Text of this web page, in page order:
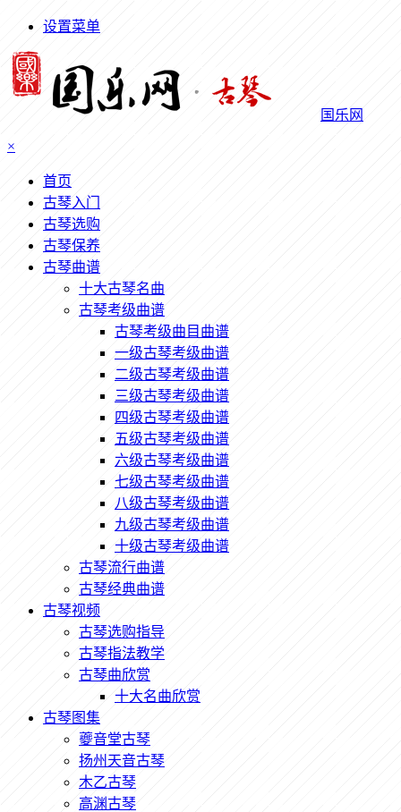
设置菜单
国乐网
×
首页
古琴入门
古琴选购
古琴保养
古琴曲谱
十大古琴名曲
古琴考级曲谱
古琴考级曲目曲谱
一级古琴考级曲谱
二级古琴考级曲谱
三级古琴考级曲谱
四级古琴考级曲谱
五级古琴考级曲谱
六级古琴考级曲谱
七级古琴考级曲谱
八级古琴考级曲谱
九级古琴考级曲谱
十级古琴考级曲谱
古琴流行曲谱
古琴经典曲谱
古琴视频
古琴选购指导
古琴指法教学
古琴曲欣赏
十大名曲欣赏
古琴图集
夔音堂古琴
扬州天音古琴
木乙古琴
高渊古琴